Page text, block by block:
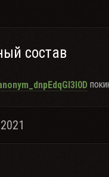
состав